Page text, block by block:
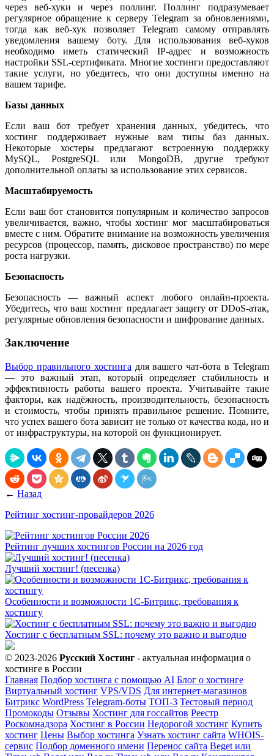
через веб-хуки и через поллинг. Поллинг подразумевает
регулярное обращение к серверу Telegram за обновлениями,
тогда как веб-хук позволяет Telegram самому отправлять
уведомления вашему боту. Для использования веб-хуков
необходимо иметь статический IP-адрес и возможность
настройки SSL-сертификата. Многие хостинги предоставляют
такие услуги, но убедитесь, что они доступны именно на
вашем тарифе.
Базы данных
Если ваш бот требует хранения данных, убедитесь, что
хостинг поддерживает нужные вам типы баз данных.
Некоторые хостеры предлагают встроенную поддержку
MySQL, PostgreSQL или MongoDB, другие требуют
дополнительной оплаты за использование этих сервисов.
Масштабируемость
Если ваш бот становится популярным и количество запросов
увеличивается, важно, чтобы хостинг мог масштабироваться
вместе с ним. Обратите внимание на возможность увеличения
ресурсов (процессор, память, дисковое пространство) по мере
роста нагрузки.
Безопасность
Безопасность — важный аспект любого онлайн-проекта.
Убедитесь, что ваш хостинг предлагает защиту от DDoS-атак,
регулярные обновления безопасности и шифрование данных.
Заключение
Выбор правильного хостинга для вашего чат-бота в Telegram
— это важный этап, который определяет стабильность и
эффективность работы вашего проекта. Учитывайте такие
факторы, как надёжность, производительность, безопасность
и стоимость, чтобы принять правильное решение. Помните,
что успех вашего бота зависит не только от качества кода, но и
от инфраструктуры, на которой он функционирует.
← Назад
Рейтинг хостинг-провайдеров 2026
Рейтинг лучших хостингов России на 2026 год
Лучший хостинг! (песенка)
Особенности и возможности 1С-Битрикс, требования к
хостингу
Хостинг с бесплатным SSL: почему это важно и выгодно
© 2023-2026 Русский Хостинг - актуальная информация о
хостинге в России
Главная Подбор хостинга с помощью AI Блог о хостинге
Виртуальный хостинг VPS/VDS Для интернет-магазинов
Битрикс WordPress Telegram-боты ТОП-3 Тестовый период
Промокоды Отзывы Хостинг для госсайтов Реестр
Роскомнадзора Хостинг в России Недорогой хостинг Купить
хостинг Цены Выбор хостинга Узнать хостинг сайта WHOIS-
сервис Подбор доменного имени Перенос сайта Beget или